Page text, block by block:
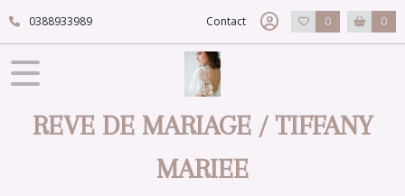
0388933989 Contact 0 0
REVE DE MARIAGE / TIFFANY
MARIEE